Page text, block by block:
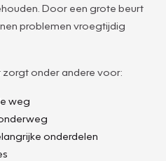
Door een grote beurt
problemen vroegtijdig
onder andere voor:
weg
onderdelen